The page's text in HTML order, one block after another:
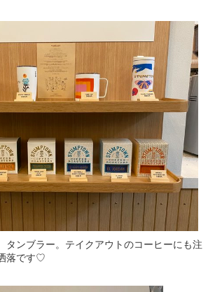
タンブラー。テイクアウトのコーヒーにも注
落です♡